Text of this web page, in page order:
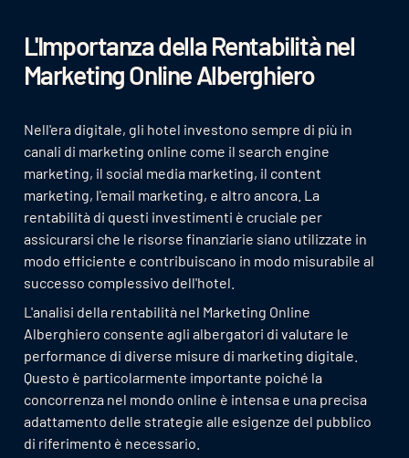
L'Importanza della Rentabilità nel
Marketing Online Alberghiero
Nell'era digitale, gli hotel investono sempre di più in
canali di marketing online come il search engine
marketing, il social media marketing, il content
marketing, l'email marketing, e altro ancora. La
rentabilità di questi investimenti è cruciale per
assicurarsi che le risorse finanziarie siano utilizzate in
modo efficiente e contribuiscano in modo misurabile al
successo complessivo dell'hotel.
L'analisi della rentabilità nel Marketing Online
Alberghiero consente agli albergatori di valutare le
performance di diverse misure di marketing digitale.
Questo è particolarmente importante poiché la
concorrenza nel mondo online è intensa e una precisa
adattamento delle strategie alle esigenze del pubblico
di riferimento è necessario.